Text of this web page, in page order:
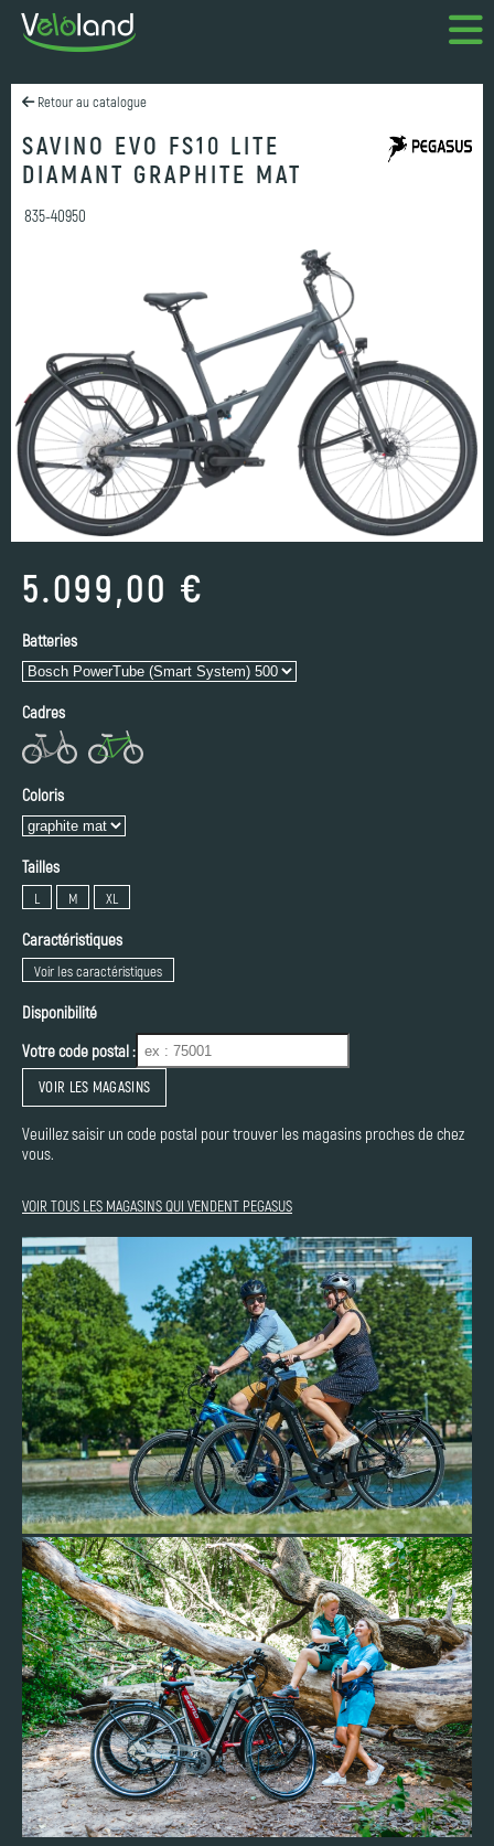
Retour au catalogue
SAVINO EVO FS10 LITE
DIAMANT GRAPHITE MAT
835-40950
5.099,00 €
Batteries
Cadres
Coloris
Tailles
L M XL
Caractéristiques
Voir les caractéristiques
Disponibilité
Votre code postal :
VOIR LES MAGASINS
Veuillez saisir un code postal pour trouver les magasins proches de chez
vous.
VOIR TOUS LES MAGASINS QUI VENDENT PEGASUS